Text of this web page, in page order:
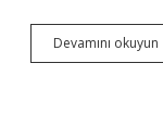
Devamını okuyun